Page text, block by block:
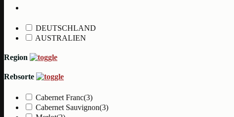
DEUTSCHLAND
AUSTRALIEN
Region
Rebsorte
Cabernet Franc(3)
Cabernet Sauvignon(3)